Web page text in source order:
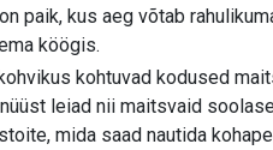
paik, kus aeg võtab
köögis.
kohtuvad kodused
leiad nii maitsvaid
mida saad nautida